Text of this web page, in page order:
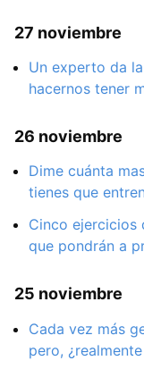
27 noviembre
Un experto da
hacernos tener
26 noviembre
Dime cuánta
tienes que
Cinco ejercicios
que pondrán a
25 noviembre
Cada vez más
pero,